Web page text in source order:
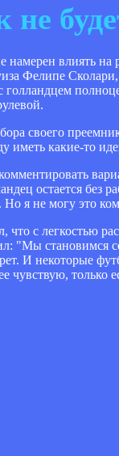
не
влиять
Фелипе
своего
иметь какие-то
остается
Но я не могу это
что с легкостью
"Мы становимся
И некоторые
чувствую, только